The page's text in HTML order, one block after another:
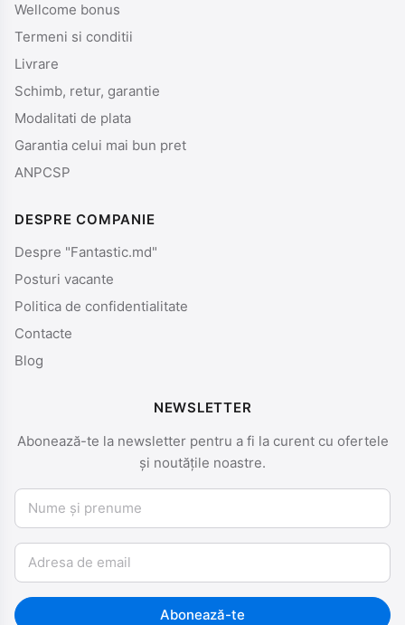
Wellcome bonus
Termeni si conditii
Livrare
Schimb, retur, garantie
Modalitati de plata
Garantia celui mai bun pret
ANPCSP
DESPRE COMPANIE
Despre "Fantastic.md"
Posturi vacante
Politica de confidentialitate
Contacte
Blog
NEWSLETTER
Abonează-te la newsletter pentru a fi la curent cu ofertele
și noutățile noastre.
Nume și prenume
Email
Abonează-te